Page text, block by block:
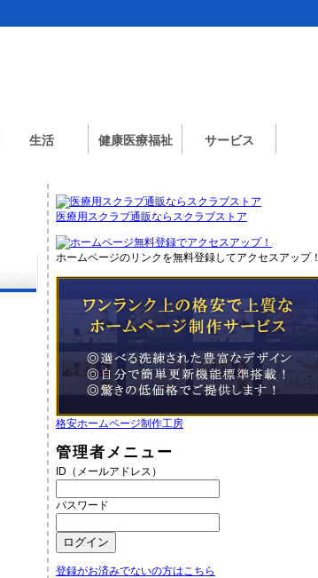
生活 健康医療福祉 サービス
医療用スクラブ通販ならスクラブストア
ホームページのリンクを無料登録してアクセスアップ！
格安ホームページ制作工房
管理者メニュー
ID（メールアドレス）
パスワード
登録がお済みでないの方はこちら